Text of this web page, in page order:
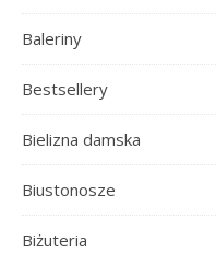
Baleriny
Bestsellery
Bielizna damska
Biustonosze
Biżuteria